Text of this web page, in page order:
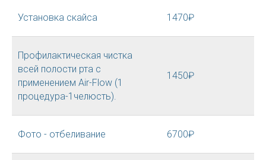
Установка скайса 1470₽
Профилактическая чистка
всей полости рта с
применением Air-Flow (1
процедура-1челюсть).
1450₽
Фото - отбеливание 6700₽